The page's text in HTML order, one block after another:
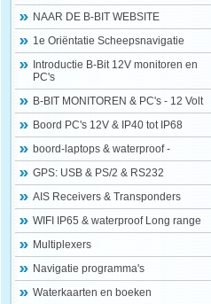
NAAR DE B-BIT WEBSITE
1e Oriëntatie Scheepsnavigatie
Introductie B-Bit 12V monitoren en
PC's
B-BIT MONITOREN & PC's - 12 Volt
Boord PC's 12V & IP40 tot IP68
boord-laptops & waterproof -
GPS: USB & PS/2 & RS232
AIS Receivers & Transponders
WIFI IP65 & waterproof Long range
Multiplexers
Navigatie programma's
Waterkaarten en boeken